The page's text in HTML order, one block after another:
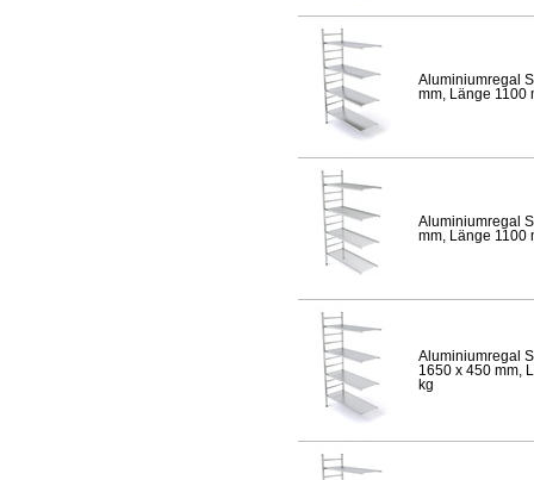
Aluminiumregal
mm, Länge 1100
Aluminiumregal
mm, Länge 1100
Aluminiumregal
1650 x 450 mm,
kg